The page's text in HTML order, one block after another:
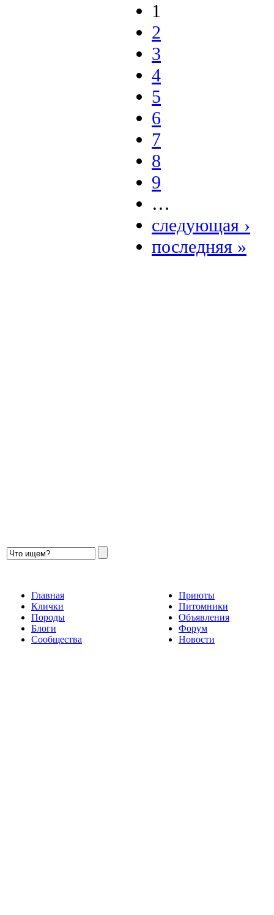
1
2
3
4
5
6
7
8
9
…
следующая ›
последняя »
Главная
Клички
Породы
Блоги
Сообщества
Приюты
Питомники
Объявления
Форум
Новости